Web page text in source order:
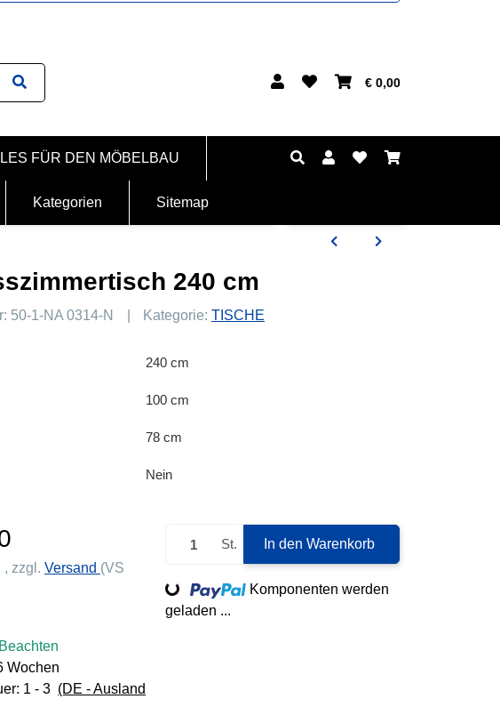
€ 0,00
FÜR DEN MÖBELBAU
Kategorien Sitemap
240 cm
50-1-NA 0314-N Kategorie: TISCHE
240 cm
100 cm
78 cm
Nein
, zzgl. Versand (VS
Wochen
1 - 3 (DE - Ausland
St. In den Warenkorb
Loading...
Komponenten werden
geladen ...